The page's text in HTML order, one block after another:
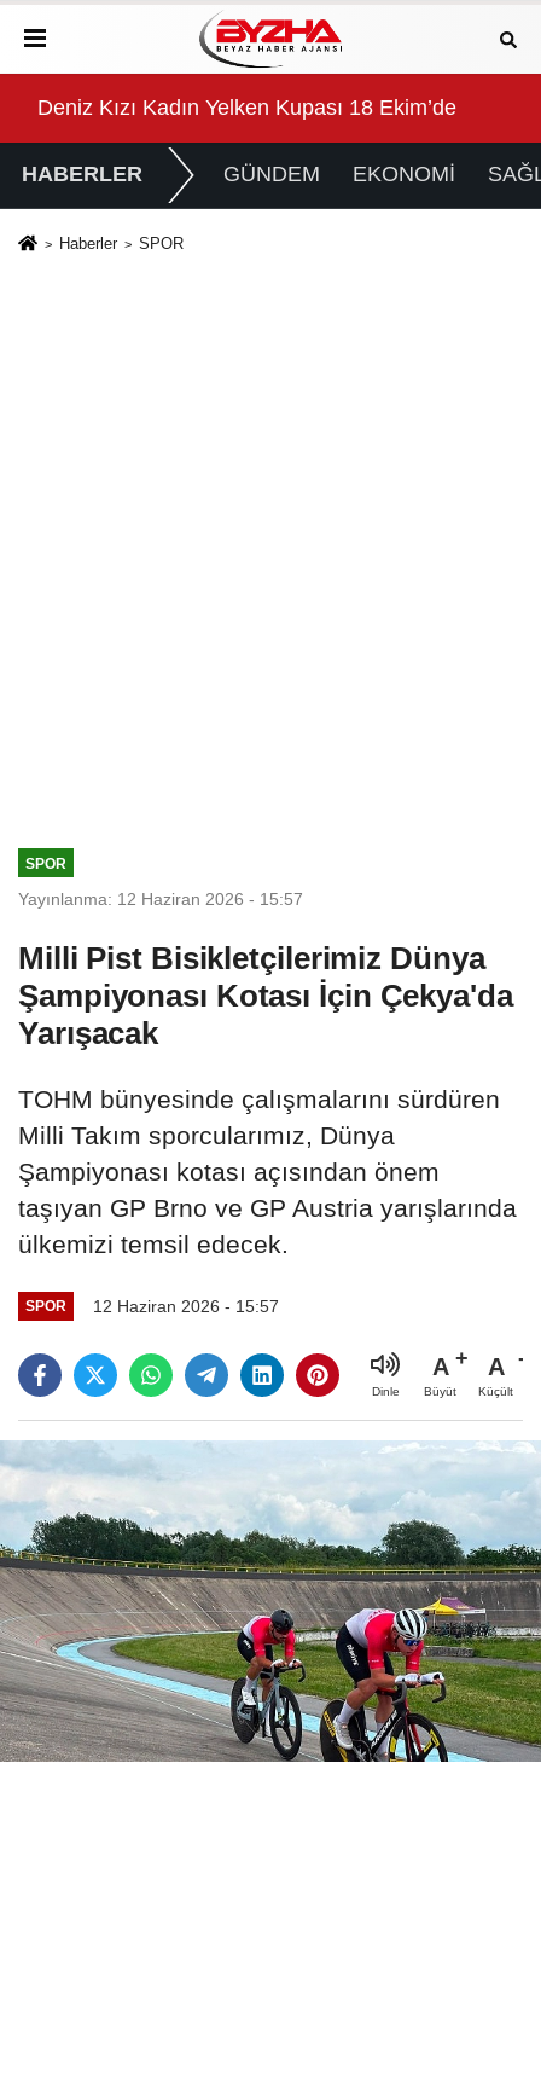
konuşulan kitabı yeni baskısını Titanic Luxury
Deniz Kızı Kadın Yelken Kupası 18 Ekim’de
HABERLER GÜNDEM EKONOMİ
Haberler SPOR
SPOR
Yayınlanma: 12 Haziran 2026 - 15:57
Milli Pist Bisikletçilerimiz Dünya
Şampiyonası Kotası İçin Çekya'da
Yarışacak
TOHM bünyesinde çalışmalarını sürdüren
Milli Takım sporcularımız, Dünya
Şampiyonası kotası açısından önem
taşıyan GP Brno ve GP Austria yarışlarında
ülkemizi temsil edecek.
SPOR 12 Haziran 2026 - 15:57
Dinle
A
Büyüt
A
Küçült